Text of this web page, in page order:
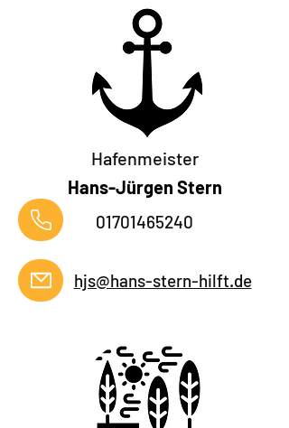
Hafenmeister
Hans-Jürgen Stern
01701465240
hjs@hans-stern-hilft.de